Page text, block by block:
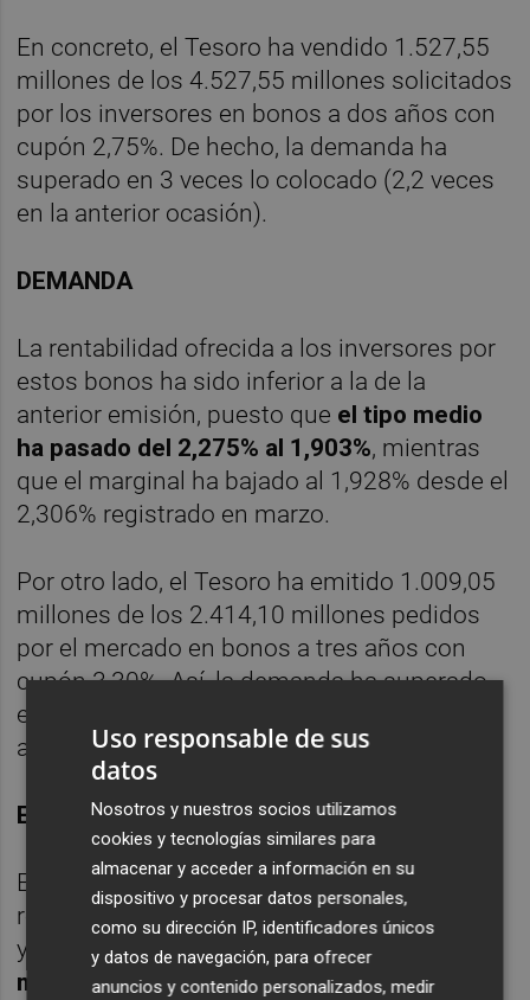
En concreto, el Tesoro ha vendido 1.527,55
millones de los 4.527,55 millones solicitados
por los inversores en bonos a dos años con
cupón 2,75%. De hecho, la demanda ha
superado en 3 veces lo colocado (2,2 veces
en la anterior ocasión).
DEMANDA
La rentabilidad ofrecida a los inversores por
estos bonos ha sido inferior a la de la
anterior emisión, puesto que el tipo medio
ha pasado del 2,275% al 1,903%, mientras
que el marginal ha bajado al 1,928% desde el
2,306% registrado en marzo.
Por otro lado, el Tesoro ha emitido 1.009,05
millones de los 2.414,10 millones pedidos
por el mercado en bonos a tres años con
cupón 3,30%. Así, la demanda ha superado
en 2,4 veces lo vendido (2,2 veces en la
anterior emisión).
EL 10 AÑOS, AL ALZA
En este caso, ha tenido que elevar la
rentabilidad para cerrar con éxito la emisión
y ha ofrecido a los inversoresun interés
medio del 2,706% frente al 2,442%
Uso responsable de sus
datos
Nosotros y nuestros socios utilizamos
cookies y tecnologías similares para
almacenar y acceder a información en su
dispositivo y procesar datos personales,
como su dirección IP, identificadores únicos
y datos de navegación, para ofrecer
anuncios y contenido personalizados, medir